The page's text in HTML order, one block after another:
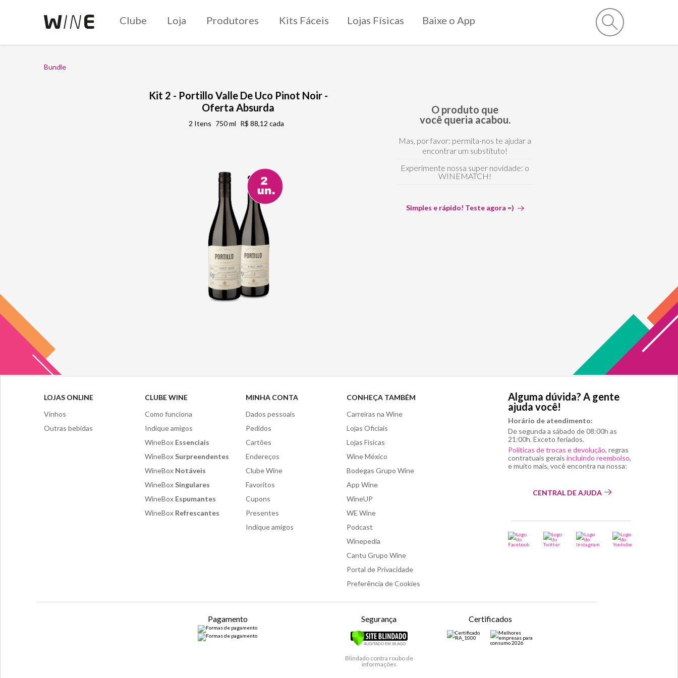
Clube Loja Produtores Kits Fáceis Lojas Físicas Baixe o App
Bundle
Kit 2 - Portillo Valle De Uco Pinot Noir -
Oferta Absurda
2 Itens 750 ml R$ 88,12 cada
O produto que
você queria acabou.
Mas, por favor: permita-nos te ajudar a
encontrar um substituto!
Experimente nossa super novidade: o
WINEMATCH!
Simples e rápido! Teste agora =)
LOJAS ONLINE
Vinhos
Outras bebidas
CLUBE WINE
Como funciona
Indique amigos
WineBox Essenciais
WineBoxSurpreendentes
WineBox Notáveis
WineBoxSingulares
WineBox Espumantes
WineBox Refrescantes
MINHA CONTA
Dados pessoais
Pedidos
Cartões
Endereços
Clube Wine
Favoritos
Cupons
Presentes
Indique amigos
CONHEÇA TAMBÉM
Carreiras na Wine
Lojas Oficiais
Lojas Físicas
Wine México
Bodegas Grupo Wine
App Wine
WineUP
WE Wine
Podcast
Winepedia
Cantu Grupo Wine
Portal de Privacidade
Preferência de Cookies
Alguma dúvida? A gente
ajuda você!
Horário de atendimento:
De segunda a sábado de 08:00h as
21:00h. Exceto feriados.
Políticas de trocas e devolução, regras
contratuais gerais incluindo reembolso,
e muito mais, você encontra na nossa:
CENTRAL DE AJUDA
Pagamento Segurança
Blindado contra roubo de
informações
Certificados